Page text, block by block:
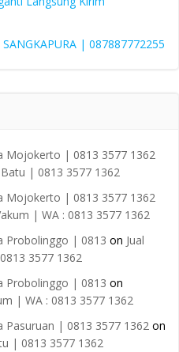
| 087887772255
Mojokerto | 0813 3577 1362
| 0813 3577 1362
Mojokerto | 0813 3577 1362
| WA : 0813 3577 1362
Probolinggo | 0813 on Jual
3577 1362
Probolinggo | 0813 on
| WA : 0813 3577 1362
Pasuruan | 0813 3577 1362 on
| 0813 3577 1362